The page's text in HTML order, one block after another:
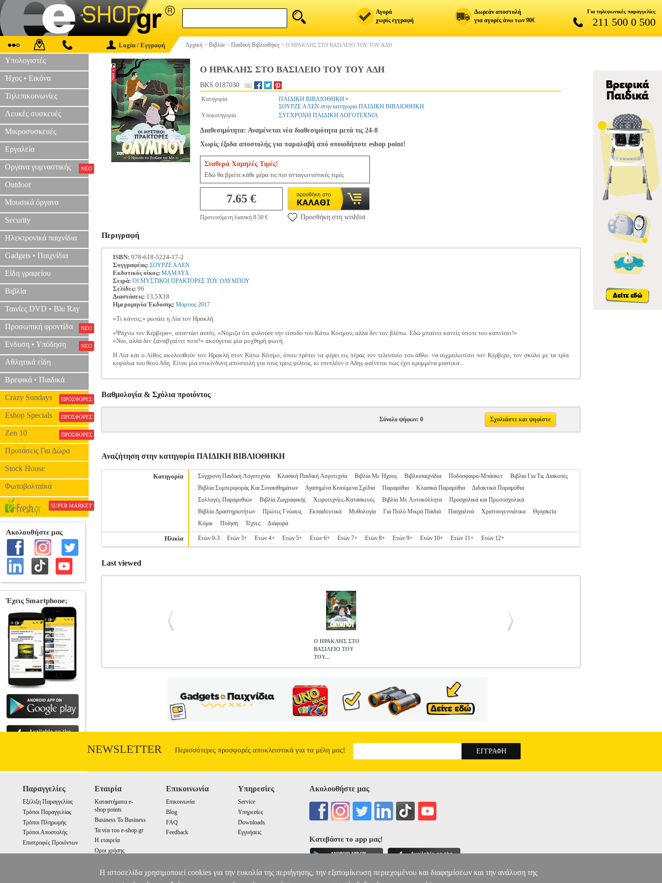
Αγορά
χωρίς εγγραφή
Δωρεάν αποστολή
για αγορές άνω των 90€
Για τηλεφωνικές παραγγελίες
211 500 0 500
Login / Εγγραφή Αρχική > Βιβλία > Παιδική Βιβλιοθήκη > Ο ΗΡΑΚΛΗΣ ΣΤΟ ΒΑΣΙΛΕΙΟ ΤΟΥ ΤΟΥ ΑΔΗ
Υπολογιστές
Ήχος • Εικόνα
Τηλεπικοινωνίες
Λευκές συσκευές
Μικροσυσκευές
Εργαλεία
Οργανα γυμναστικής ΝΕΟ
Outdoor
Μουσικά όργανα
Security
Ηλεκτρονικά παιχνίδια
Gadgets • Παιχνίδια
Είδη γραφείου
Βιβλία
Ταινίες DVD • Blu Ray
Προσωπική φροντίδα ΝΕΟ
Ενδυση • Υπόδηση ΝΕΟ
Αθλητικά είδη
Βρεφικά • Παιδικά
Crazy Sundays ΠΡΟΣΦΟΡΕΣ
Eshop Specials ΠΡΟΣΦΟΡΕΣ
Zen 10 ΠΡΟΣΦΟΡΕΣ
Προτάσεις Για Δώρα
Stock House
Φωτοβολταϊκά
SUPER MARKET
Ο ΗΡΑΚΛΗΣ ΣΤΟ ΒΑΣΙΛΕΙΟ ΤΟΥ ΤΟΥ ΑΔΗ
BKS.0187030
Κατηγορία ΠΑΙΔΙΚΗ ΒΙΒΛΙΟΘΗΚΗ •
ΣΟΥΡΖΕ ΑΛΕΝ στην κατηγορία ΠΑΙΔΙΚΗ ΒΙΒΛΙΟΘΗΚΗ
Υποκατηγορία
ΣΥΓΧΡΟΝΗ ΠΑΙΔΙΚΗ ΛΟΓΟΤΕΧΝΙΑ
Διαθεσιμότητα: Αναμένεται νέα διαθεσιμότητα μετά τις 24-8
Χωρίς έξοδα αποστολής για παραλαβή από οποιοδήποτε eshop point!
Σταθερά Χαμηλές Τιμές!
Εδώ θα βρείτε κάθε μέρα τις πιο ανταγωνιστικές τιμές
7.65 €
Προτεινόμενη λιανική 8.50 € Προσθήκη στη wishlist
Περιγραφή
ISBN: 978-618-5224-17-2
Συγγραφέας: ΣΟΥΡΖΕ ΑΛΕΝ
Εκδοτικός οίκος: MAMAYA
Σειρά: ΟΙ ΜΥΣΤΙΚΟΙ ΠΡΑΚΤΟΡΕΣ ΤΟΥ ΟΛΥΜΠΟΥ
Σελίδες: 96
Διαστάσεις: 13,5Χ18
Ημερομηνία Έκδοσης: Μάρτιος 2017
«Τι κάνεις;» ρωτάει η Λία τον Ηρακλή.
«Ψάχνω τον Κέρβερο», απαντάει αυτός. «Νόμιζα ότι φυλούσε την είσοδο του Κάτω Κόσμου, αλλά δεν τον βλέπω. Εδώ μπαίνει κανείς όποτε του καπνίσει!»
«Ναι, αλλά δεν ξαναβγαίνει ποτέ!» ακούγεται μία μοχθηρή φωνή.
Η Λία και ο Λίθος ακολουθούν τον Ηρακλή στον Κάτω Κόσμο, όπου πρέπει να φέρει εις πέρας τον τελευταίο του άθλο: να αιχμαλωτίσει τον Κέρβερο, τον σκύλο με τα τρία
κεφάλια του θεού Αδη. Είναι μία επικίνδυνη αποστολή για τους τρεις φίλους, κι επιπλέον ο Αδης φαίνεται πως έχει κρυμμένα μυστικά...
Βαθμολογία & Σχόλια προιόντος
Σύνολο ψήφων: 0 Σχολιάστε και ψηφίστε
Αναζήτηση στην κατηγορία ΠΑΙΔΙΚΗ ΒΙΒΛΙΟΘΗΚΗ
Κατηγορία Σύγχρονη Παιδική Λογοτεχνία Κλασική Παιδική Λογοτεχνία Βιβλία Με Ήχους Βιβλιοπαιχνίδια Ποδόσφαιρο-Μπάσκετ
Βιβλια Για Τις Διακοπές
Βιβλία Συμπεριφοράς Και Συναισθημάτων
Αγαπημένα Κινούμενα Σχέδια Παραμύθια Κλασικά Παραμύθια
Διδακτικά Παραμύθια
Συλλογές Παραμυθιών
Βιβλία Ζωγραφικής Χειροτεχνίες-Κατασκευές Βιβλία Με Αυτοκόλλητα
Προσχολικά και Πρωτοσχολικά
Βιβλία Δραστηριοτήτων
Πρώτες Γνώσεις Εκπαιδευτικά Μυθολογία Για Πολύ Μικρά Παιδιά Πασχαλινά Χριστουγεννιάτικα
Θρησκεία
Κόμικ
Ποίηση Τέχνες Διάφορα
Ηλικία Ετών 0-3 Ετών 3+ Ετών 4+ Ετών 5+ Ετών 6+ Ετών 7+ Ετών 8+ Ετών 9+ Ετών 10+ Ετών 11+ Ετών 12+
Last viewed
Ο ΗΡΑΚΛΗΣ ΣΤΟ
ΒΑΣΙΛΕΙΟ ΤΟΥ
ΤΟΥ...
ΠΑΙΔΙΚΗ ΒΙΒΛΙΟΘΗΚΗ •ΣΟΥΡΖΕ ΑΛΕΝ στην κατηγορία ΠΑΙΔΙΚΗ ΒΙΒΛΙΟΘΗΚΗ ISBN: 978-618-5224-17-2 Συγγραφέας: ΣΟΥΡΖΕ ΑΛΕΝ Εκδοτικός
οίκος: MAMAYA Σειρά: ΟΙ ΜΥΣΤΙΚΟΙ ΠΡΑΚΤΟΡΕΣ ΤΟΥ ΟΛΥΜΠΟΥ Σελίδες: 96 Διαστάσεις: 13, 5Χ18 Ημερομηνία Έκδοσης: Μάρτιος 2017 «Τι κάνεις;»
ρωτάει η Λία τον Ηρακλή. «Ψάχνω τον Κέρβερο», απαντάει αυτός. «Νόμιζα ότι φυλούσε την είσοδο του Κάτω Κόσμου, αλλά δεν τον βλέπω. Εδώ μπαίνει
κανείς όποτε του καπνίσει!» «Ναι, αλλά δεν ξαναβγαίνει ποτέ!» ακούγεται μία μοχθηρή φωνή. Η Λία και ο Λίθος ακολουθούν τον Ηρακλή στον Κάτω Κόσμο,
όπου πρέπει να φέρει εις πέρας τον τελευταίο του άθλο: να αιχμαλωτίσει τον Κέρβερο, τον σκύλο με τα τρία κεφάλια του θεού Αδη. Είναι μία επικίνδυνη
6.89
NEWSLETTER Περισσότερες προσφορές αποκλειστικά για τα μέλη μας!
Παραγγελίες
Εξέλιξη Παραγγελίας
Τρόποι Παραγγελίας
Τρόποι Πληρωμής
Τρόποι Αποστολής
Επιστροφές Προιόντων
Εταιρία
Καταστήματα e-
shop points
Business To Business
Τα νέα του e-shop.gr
Η εταιρεία
Οροι χρήσης
Επικοινωνία
Επικοινωνία
Blog
FAQ
Feedback
Υπηρεσίες
Service
Υπηρεσίες
Downloads
Εγγυήσεις
Ακολουθήστε μας
Κατεβάστε το app μας!
Η ιστοσελίδα χρησιμοποιεί cookies για την ευκολία της περιήγησης, την εξατομίκευση περιεχομένου και διαφημίσεων και την ανάλυση της